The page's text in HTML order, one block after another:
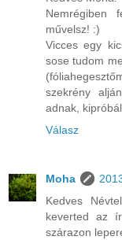
Nemrégiben
művelsz! :)
Vicces egy
sose tudom
szekrény
adnak,
Válasz
Moha
Kedves
keverted az
szárazon